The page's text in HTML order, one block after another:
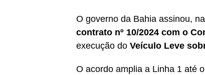
O governo da Bahia assinou,
contrato nº 10/2024 com o
execução do Veículo Leve
O acordo amplia a Linha 1 até